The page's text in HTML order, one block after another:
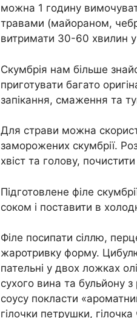
можна 1 годину
травами (майораном,
витримати 30-60 хвилин
Скумбрія нам більше
приготувати багато
запікання, смаження та
Для страви можна
заморожених скумбрії.
хвіст та голову,
Підготовлене філе
соком і поставити в
Філе посипати сіллю,
жаротривку форму.
пательні у двох ложках
сухого вина та бульйону
соусу покласти
гілочки петрушки,